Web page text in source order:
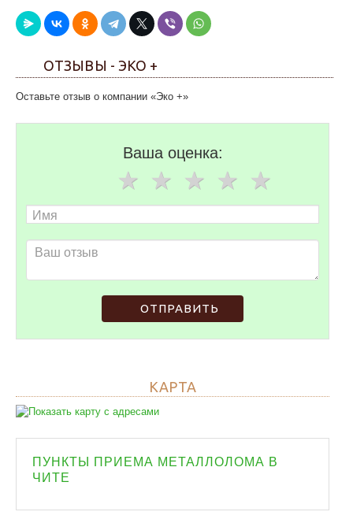
ОТЗЫВЫ - ЭКО +
Оставьте отзыв о компании «Эко +»
Ваша оценка:
ОТПРАВИТЬ
КАРТА
ПУНКТЫ ПРИЕМА МЕТАЛЛОЛОМА В
ЧИТЕ